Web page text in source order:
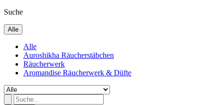
Suche
Alle
Alle
Auroshikha Räucherstäbchen
Räucherwerk
Aromandise Räucherwerk & Düfte